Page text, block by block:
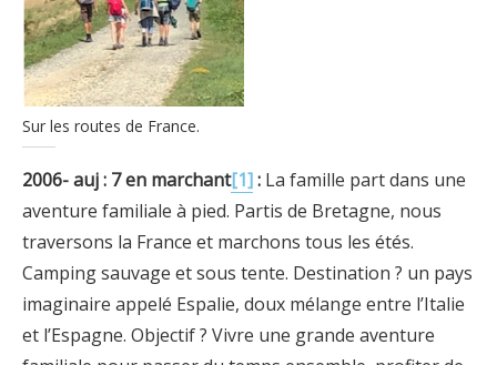
Sur les routes de France.
2006- auj : 7 en marchant[1]: La famille part dans une
aventure familiale à pied. Partis de Bretagne, nous
traversons la France et marchons tous les étés.
Camping sauvage et sous tente. Destination ? un pays
imaginaire appelé Espalie, doux mélange entre l’Italie
et l’Espagne. Objectif ? Vivre une grande aventure